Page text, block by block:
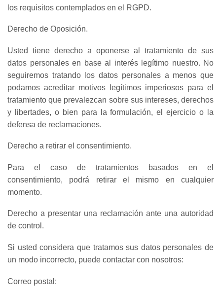
los requisitos contemplados en el RGPD.
Derecho de Oposición.
Usted tiene derecho a oponerse al tratamiento de sus
datos personales en base al interés legítimo nuestro. No
seguiremos tratando los datos personales a menos que
podamos acreditar motivos legítimos imperiosos para el
tratamiento que prevalezcan sobre sus intereses, derechos
y libertades, o bien para la formulación, el ejercicio o la
defensa de reclamaciones.
Derecho a retirar el consentimiento.
Para el caso de tratamientos basados en el
consentimiento, podrá retirar el mismo en cualquier
momento.
Derecho a presentar una reclamación ante una autoridad
de control.
Si usted considera que tratamos sus datos personales de
un modo incorrecto, puede contactar con nosotros:
Correo postal: